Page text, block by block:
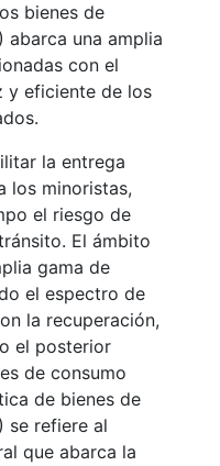
bienes de
abarca una amplia
con el
y eficiente de los
la entrega
los minoristas,
el riesgo de
El ámbito
gama de
el espectro de
la recuperación,
el posterior
de consumo
de bienes de
se refiere al
que abarca la